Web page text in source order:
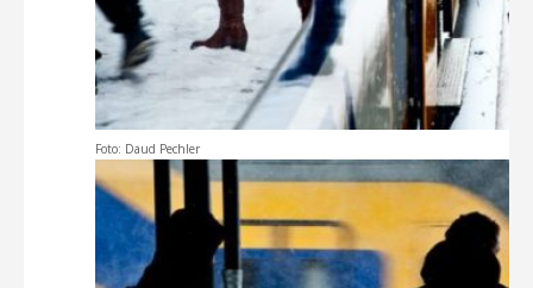
Foto: Daud Pechler